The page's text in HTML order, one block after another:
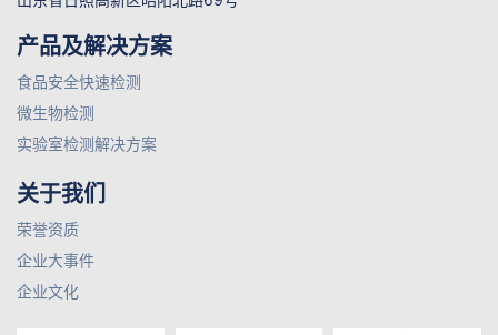
产品及解决方案
食品安全快速检测
微生物检测
实验室检测解决方案
关于我们
荣誉资质
企业大事件
企业文化